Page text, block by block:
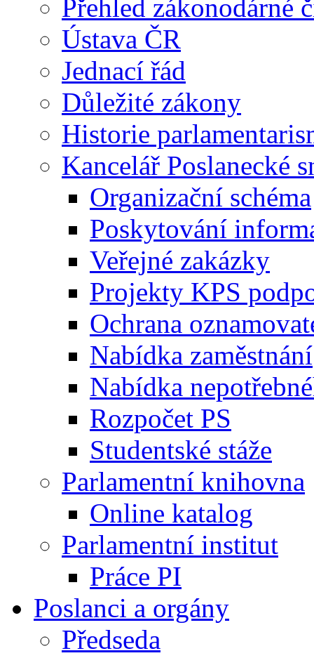
Přehled zákonodárné
Ústava ČR
Jednací řád
Důležité zákony
Historie
Kancelář Poslanecké
Organizační schéma
Poskytování
Veřejné zakázky
Projekty KPS
Ochrana
Nabídka zaměstnání
Nabídka
Rozpočet PS
Studentské stáže
Parlamentní knihovna
Online katalog
Parlamentní institut
Práce PI
Poslanci a orgány
Předseda